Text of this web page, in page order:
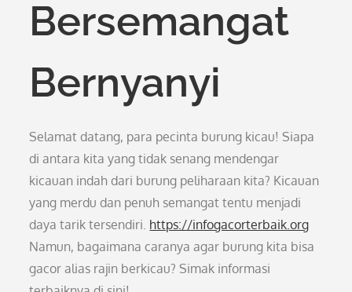
Bersemangat
Bernyanyi
Selamat datang, para pecinta burung kicau! Siapa
di antara kita yang tidak senang mendengar
kicauan indah dari burung peliharaan kita? Kicauan
yang merdu dan penuh semangat tentu menjadi
daya tarik tersendiri. https://infogacorterbaik.org
Namun, bagaimana caranya agar burung kita bisa
gacor alias rajin berkicau? Simak informasi